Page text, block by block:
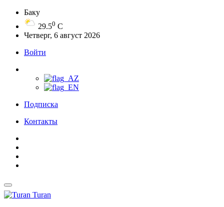
Баку
29.50 C
Четверг, 6 август 2026
Войти
Подписка
Контакты
Turan